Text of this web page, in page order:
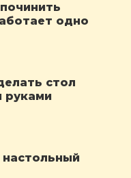
одно
стол
руками